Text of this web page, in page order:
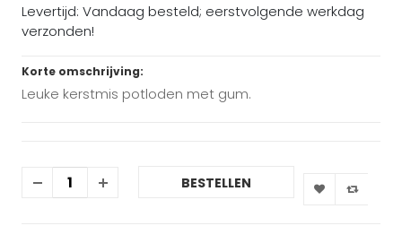
Levertijd: Vandaag besteld; eerstvolgende werkdag
verzonden!
Korte omschrijving:
Leuke kerstmis potloden met gum.
BESTELLEN